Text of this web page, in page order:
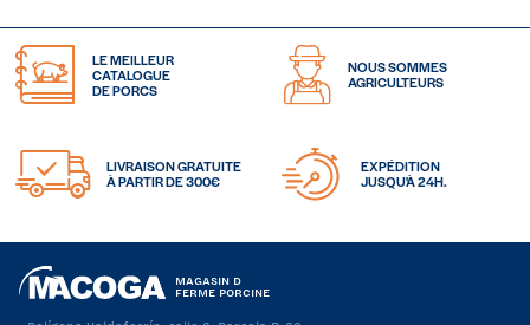
LE MEILLEUR
CATALOGUE
DE PORCS
NOUS SOMMES
AGRICULTEURS
LIVRAISON GRATUITE
À PARTIR DE 300€
EXPÉDITION
JUSQU'À 24H.
MAGASIN D
FERME PORCINE